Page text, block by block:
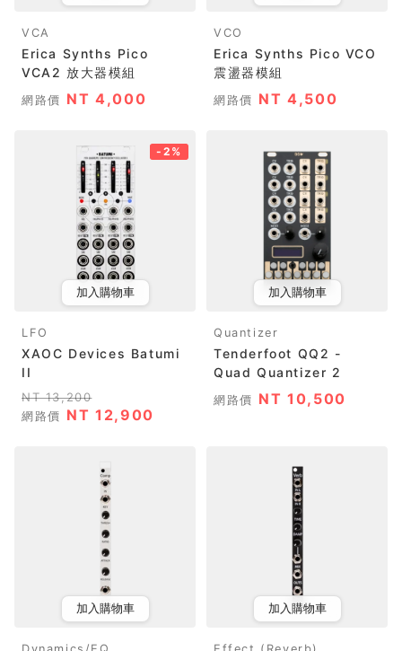
VCA
Erica Synths Pico
VCA2 放大器模組
網路價 NT 4,000
VCO
Erica Synths Pico VCO
震盪器模組
網路價 NT 4,500
-2%
加入購物車
LFO
XAOC Devices Batumi
II
NT 13,200
網路價 NT 12,900
加入購物車
Quantizer
Tenderfoot QQ2 -
Quad Quantizer 2
網路價 NT 10,500
加入購物車 加入購物車